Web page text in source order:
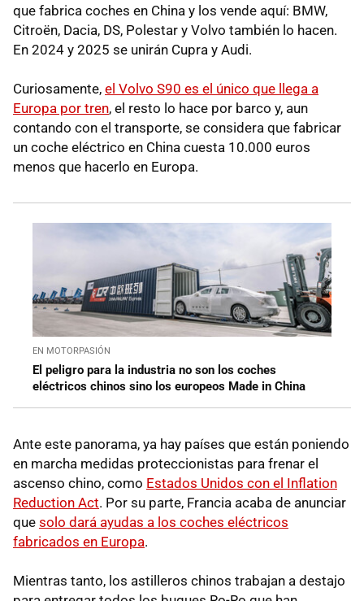
que fabrica coches en China y los vende aquí: BMW,
Citroën, Dacia, DS, Polestar y Volvo también lo hacen.
En 2024 y 2025 se unirán Cupra y Audi.
Curiosamente, el Volvo S90 es el único que llega a
Europa por tren, el resto lo hace por barco y, aun
contando con el transporte, se considera que fabricar
un coche eléctrico en China cuesta 10.000 euros
menos que hacerlo en Europa.
EN MOTORPASIÓN
El peligro para la industria no son los coches
eléctricos chinos sino los europeos Made in China
Ante este panorama, ya hay países que están poniendo
en marcha medidas proteccionistas para frenar el
ascenso chino, como Estados Unidos con el Inflation
Reduction Act. Por su parte, Francia acaba de anunciar
que solo dará ayudas a los coches eléctricos
fabricados en Europa.
Mientras tanto, los astilleros chinos trabajan a destajo